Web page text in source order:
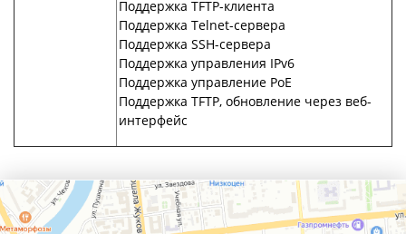
Поддержка TFTP-клиента
Поддержка Telnet-сервера
Поддержка SSH-сервера
Поддержка управления IPv6
Поддержка управление PoE
Поддержка TFTP, обновление через веб-
интерфейс